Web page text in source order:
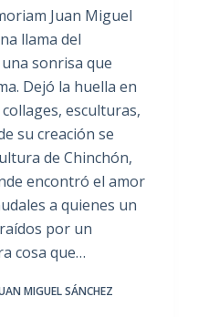
Juan Miguel
llama del
sonrisa que
Dejó la huella en
esculturas,
su creación se
de Chinchón,
encontró el amor
a quienes un
por un
cosa que…
MIGUEL SÁNCHEZ